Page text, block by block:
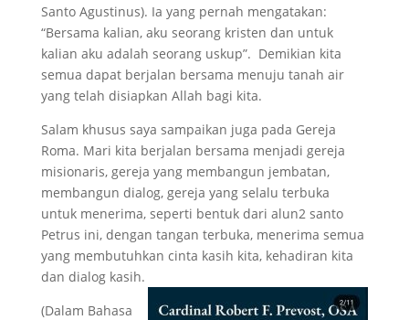
Santo Agustinus). Ia yang pernah mengatakan:
“Bersama kalian, aku seorang kristen dan untuk
kalian aku adalah seorang uskup”. Demikian kita
semua dapat berjalan bersama menuju tanah air
yang telah disiapkan Allah bagi kita.
Salam khusus saya sampaikan juga pada Gereja
Roma. Mari kita berjalan bersama menjadi gereja
misionaris, gereja yang membangun jembatan,
membangun dialog, gereja yang selalu terbuka
untuk menerima, seperti bentuk dari alun2 santo
Petrus ini, dengan tangan terbuka, menerima semua
yang membutuhkan cinta kasih kita, kehadiran kita
dan dialog kasih.
(Dalam Bahasa